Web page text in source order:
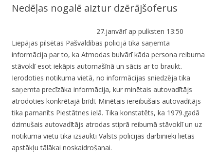
Nedēļas nogalē aiztur dzērājšoferus
27.janvārī ap pulksten 13:50
Liepājas pilsētas Pašvaldības policijā tika saņemta
informācija par to, ka Atmodas bulvārī kāda persona reibuma
stāvoklī esot iekāpis automašīnā un sācis ar to braukt.
Ierodoties notikuma vietā, no informācijas sniedzēja tika
saņemta precīzāka informācija, kur minētais autovadītājs
atrodoties konkrētajā brīdī. Minētais iereibušais autovadītājs
tika pamanīts Piestātnes ielā. Tika konstatēts, ka 1979.gadā
dzimušais autovadītājs atrodas stiprā reibumā stāvoklī un uz
notikuma vietu tika izsaukti Valsts policijas darbinieki lietas
apstākļu tālākai noskaidrošanai.